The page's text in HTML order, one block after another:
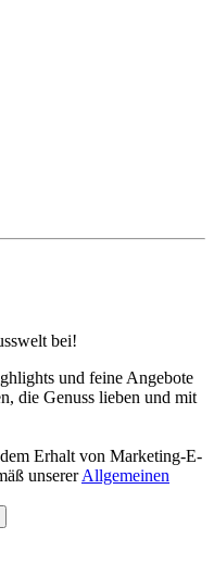
bei!
und feine Angebote
die Genuss lieben und mit
Erhalt von Marketing-E-
unsererAllgemeinen